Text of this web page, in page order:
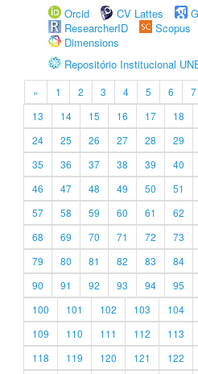
Orcid
CV Lattes
ResearcherID
Scopus
Dimensions
Repositório Institucional
« 1 2 3 4 5 6 7
13
14 15 16 17 18
24
25 26 27 28 29
35
36 37 38 39 40
46
47 48 49 50 51
57
58 59 60 61 62
68
69 70 71 72 73
79
80 81 82 83 84
90
91 92 93 94 95
100
101 102 103 104
109
110 111 112 113
118
119 120 121 122